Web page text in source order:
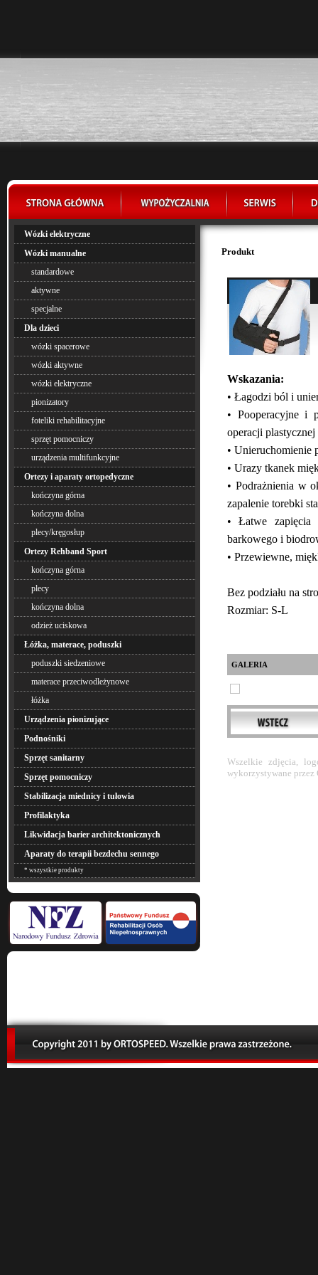
Wózki elektryczne
Wózki manualne
standardowe
aktywne
specjalne
Dla dzieci
wózki spacerowe
wózki aktywne
wózki elektryczne
pionizatory
foteliki rehabilitacyjne
sprzęt pomocniczy
urządzenia multifunkcyjne
Ortezy i aparaty ortopedyczne
kończyna górna
kończyna dolna
plecy/kręgosłup
Ortezy Rehband Sport
kończyna górna
plecy
kończyna dolna
odzież uciskowa
Łóżka, materace, poduszki
poduszki siedzeniowe
materace przeciwodleżynowe
łóżka
Urządzenia pionizujące
Podnośniki
Sprzęt sanitarny
Sprzęt pomocniczy
Stabilizacja miednicy i tułowia
Profilaktyka
Likwidacja barier architektonicznych
Aparaty do terapii bezdechu sennego
* wszystkie produkty
Produkt
Wskazania:
• Łagodzi ból i
• Pooperacyjne i
operacji
• Unieruchomienie
• Urazy tkanek
• Podrażnienia w
zapalenie torebki
• Łatwe zapięcia
barkowego i
• Przewiewne,
Bez podziału na
Rozmiar: S-L
GALERIA
Wszelkie zdjęcia,
wykorzystywane